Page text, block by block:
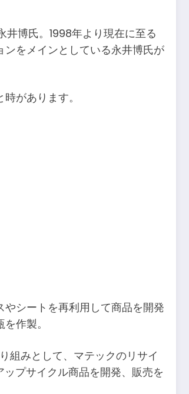
博氏。1998年より現在に至る
をメインとしている永井博氏が
があります。
シートを再利用して商品を開発
作製。
組みとして、マテックのリサイ
プサイクル商品を開発、販売を